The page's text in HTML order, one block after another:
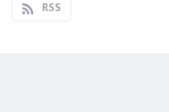
RSS